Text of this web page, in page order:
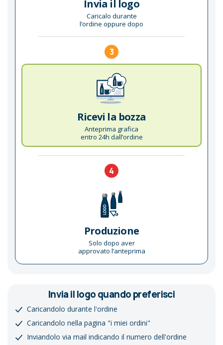
Invia il logo
Caricalo durante
l’ordine oppure dopo
3
Ricevi la bozza
Anteprima grafica
entro 24h dall’ordine
4
Produzione
Solo dopo aver
approvato l’anteprima
Invia il logo quando preferisci
Caricandolo durante l'ordine
Caricandolo nella pagina "i miei ordini"
Inviandolo via mail indicando il numero dell'ordine